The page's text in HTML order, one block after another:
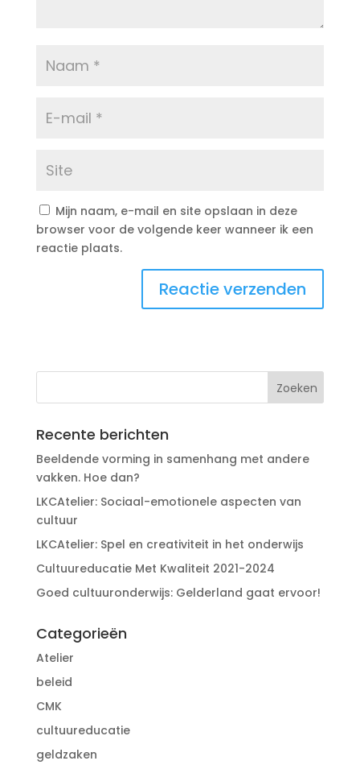
Mijn naam, e-mail en site opslaan in deze
browser voor de volgende keer wanneer ik een
reactie plaats.
Recente berichten
Beeldende vorming in samenhang met andere
vakken. Hoe dan?
LKCAtelier: Sociaal-emotionele aspecten van
cultuur
LKCAtelier: Spel en creativiteit in het onderwijs
Cultuureducatie Met Kwaliteit 2021-2024
Goed cultuuronderwijs: Gelderland gaat ervoor!
Categorieën
Atelier
beleid
CMK
cultuureducatie
geldzaken